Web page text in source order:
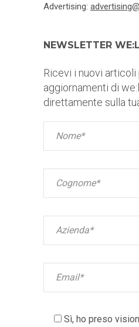
Advertising:
NEWSLETTER
Ricevi i nuovi
aggiornamenti di
direttamente sulla
Sì, ho preso